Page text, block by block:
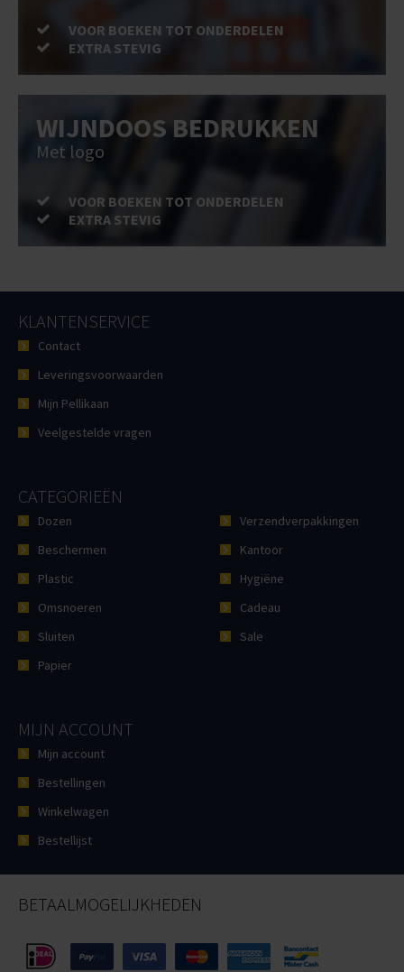
VOOR BOEKEN TOT ONDERDELEN
EXTRA STEVIG
WIJNDOOS BEDRUKKEN
Met logo
VOOR BOEKEN TOT ONDERDELEN
EXTRA STEVIG
KLANTENSERVICE
Contact
Leveringsvoorwaarden
Mijn Pellikaan
Veelgestelde vragen
CATEGORIEËN
Dozen
Beschermen
Plastic
Omsnoeren
Sluiten
Papier
Verzendverpakkingen
Kantoor
Hygiëne
Cadeau
Sale
MIJN ACCOUNT
Mijn account
Bestellingen
Winkelwagen
Bestellijst
BETAALMOGELIJKHEDEN